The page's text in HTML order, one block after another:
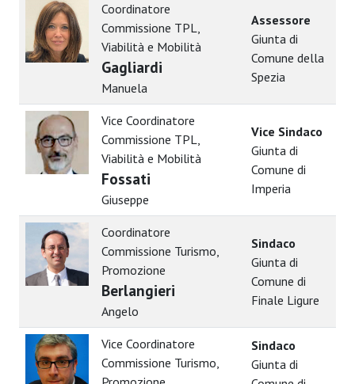
Coordinatore
Commissione TPL,
Viabilità e Mobilità
Gagliardi
Manuela
Assessore
Giunta di
Comune della
Spezia
Vice Coordinatore
Commissione TPL,
Viabilità e Mobilità
Fossati
Giuseppe
Vice Sindaco
Giunta di
Comune di
Imperia
Coordinatore
Commissione Turismo,
Promozione
Berlangieri
Angelo
Sindaco
Giunta di
Comune di
Finale Ligure
Vice Coordinatore
Commissione Turismo,
Sindaco
Giunta di